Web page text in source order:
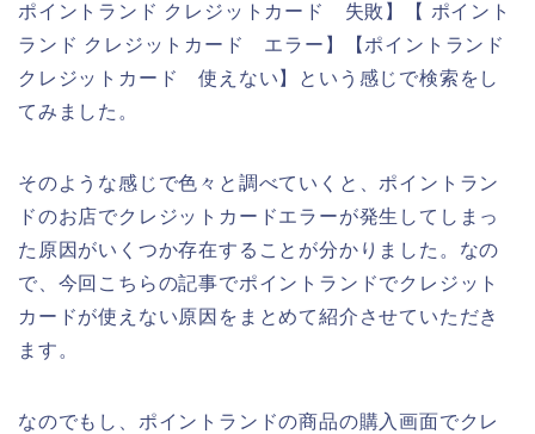
ポイントランド クレジットカード 失敗】【 ポイント
ランド クレジットカード エラー】【ポイントランド
クレジットカード 使えない】という感じで検索をし
てみました。
そのような感じで色々と調べていくと、ポイントラン
ドのお店でクレジットカードエラーが発生してしまっ
た原因がいくつか存在することが分かりました。なの
で、今回こちらの記事でポイントランドでクレジット
カードが使えない原因をまとめて紹介させていただき
ます。
なのでもし、ポイントランドの商品の購入画面でクレ